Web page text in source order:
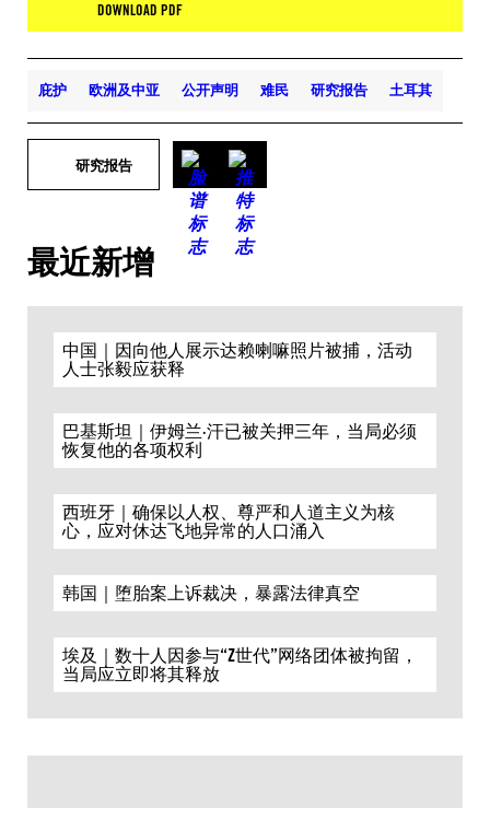
DOWNLOAD PDF
庇护 欧洲及中亚 公开声明 难民 研究报告 土耳其
研究报告
最近新增
中国｜因向他人展示达赖喇嘛照片被捕，活动
人士张毅应获释
巴基斯坦｜伊姆兰·汗已被关押三年，当局必须
恢复他的各项权利
西班牙｜确保以人权、尊严和人道主义为核
心，应对休达飞地异常的人口涌入
韩国｜堕胎案上诉裁决，暴露法律真空
埃及｜数十人因参与“Z世代”网络团体被拘留，
当局应立即将其释放